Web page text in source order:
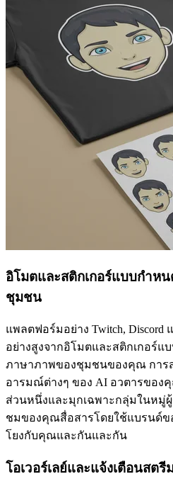
อิโมตและสติกเกอร์แบบกำหน
ชุมชน
แพลตฟอร์มอย่าง Twitch, Discord
อย่างสูงจากอิโมตและสติกเกอร์แ
ภาษาภาพของชุมชนของคุณ การ
อารมณ์ต่างๆ ของ AI อวตารของ
ส่วนหนึ่งและมุกเฉพาะกลุ่มในห
ชมของคุณสื่อสารโดยใช้แบรนด์ข
โยงกับคุณและกันและกัน
โอเวอร์เลย์และแจ้งเตือนสต